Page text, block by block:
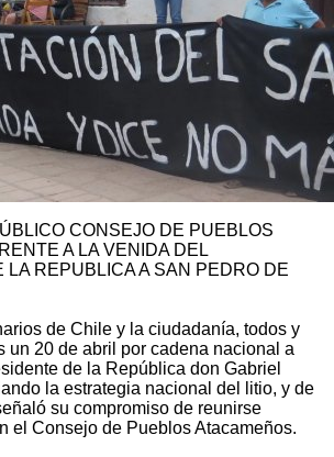
CONSEJO DE PUEBLOS
A LA VENIDA DEL
LA REPUBLICA A SAN PEDRO DE
de Chile y la ciudadanía, todos y
un 20 de abril por cadena nacional a
de la República don Gabriel
la estrategia nacional del litio, y de
su compromiso de reunirse
el Consejo de Pueblos Atacameños.